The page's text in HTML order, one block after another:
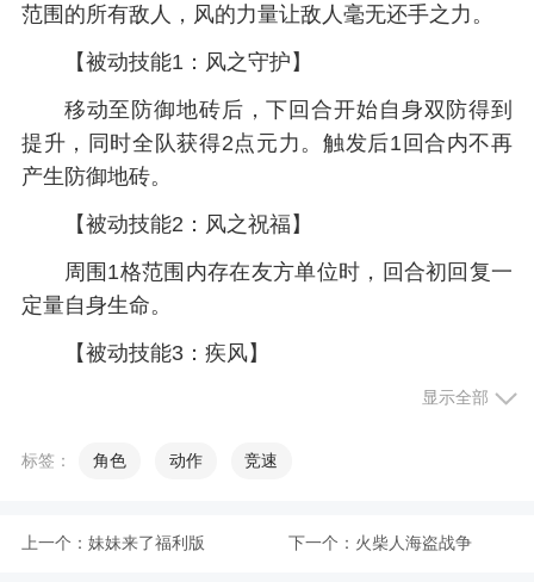
范围的所有敌人，风的力量让敌人毫无还手之力。
【被动技能1：风之守护】
移动至防御地砖后，下回合开始自身双防得到
提升，同时全队获得2点元力。触发后1回合内不再
产生防御地砖。
【被动技能2：风之祝福】
周围1格范围内存在友方单位时，回合初回复一
定量自身生命。
【被动技能3：疾风】
祖玛在战场上来去如风的同时，也将这份力量
升。
以温柔的方式守护着祖玛内心的信念，又赐予她强
显示全部
标签： 角色 动作 竞速
上一个： 妹妹来了福利版 下一个： 火柴人海盗战争